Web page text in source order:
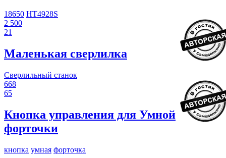
18650 HT4928S
2 500
21
Маленькая сверлилка
Сверлильный станок
668
65
Кнопка управления для Умной
форточки
кнопка умная форточка